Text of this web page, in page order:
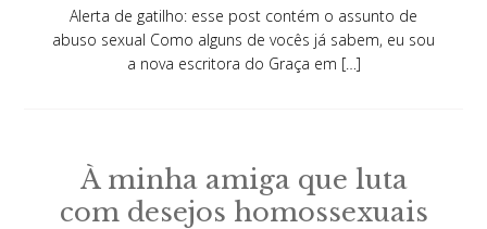
Alerta de gatilho: esse post contém o assunto de
abuso sexual Como alguns de vocês já sabem, eu sou
a nova escritora do Graça em […]
À minha amiga que luta
com desejos homossexuais